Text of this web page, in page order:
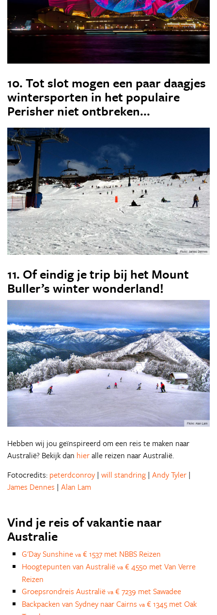
10. Tot slot mogen een paar daagjes
wintersporten in het populaire
Perisher niet ontbreken...
11. Of eindig je trip bij het Mount
Buller’s winter wonderland!
Hebben wij jou geïnspireerd om een reis te maken naar
Australië? Bekijk dan hieralle reizen naar Australië.
Fotocredits: peterdconroy | will standring | Andy Tyler |
James Dennes | Alan Lam
Vind je reis of vakantie naar
Australie
G'Day Sunshine va € 1537 met NBBS Reizen
Hoogtepunten van Australië va € 4550 met Van Verre
Reizen
Groepsrondreis Australië va € 7239 met Sawadee
Backpacken van Sydney naar Cairns va € 1345 met Oak